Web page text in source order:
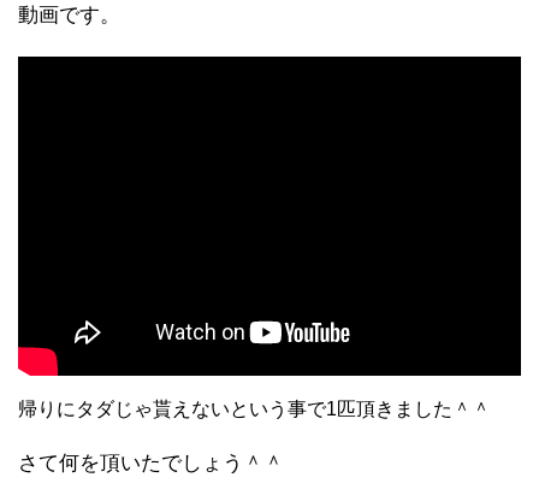
動画です。
帰りにタダじゃ貰えないという事で1匹頂きました＾＾
さて何を頂いたでしょう＾＾